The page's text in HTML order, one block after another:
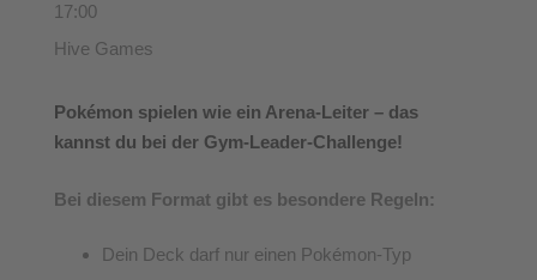
Pokémon spielen wie ein Arena-Leiter – das
kannst du bei der Gym-Leader-Challenge!
Bei diesem Format gibt es besondere Regeln:
Dein Deck darf nur einen Pokémon-Typ
17:00
Hive Games